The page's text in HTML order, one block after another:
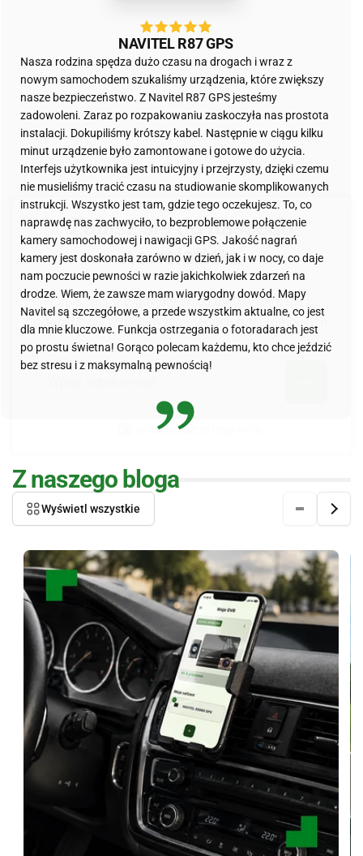
NAVITEL R87 GPS
Nasza rodzina spędza dużo czasu na drogach i wraz z
nowym samochodem szukaliśmy urządzenia, które zwiększy
nasze bezpieczeństwo. Z Navitel R87 GPS jesteśmy
zadowoleni. Zaraz po rozpakowaniu zaskoczyła nas prostota
instalacji. Dokupiliśmy krótszy kabel. Następnie w ciągu kilku
minut urządzenie było zamontowane i gotowe do użycia.
Interfejs użytkownika jest intuicyjny i przejrzysty, dzięki czemu
nie musieliśmy tracić czasu na studiowanie skomplikowanych
instrukcji. Wszystko jest tam, gdzie tego oczekujesz. To, co
naprawdę nas zachwyciło, to bezproblemowe połączenie
kamery samochodowej i nawigacji GPS. Jakość nagrań
kamery jest doskonała zarówno w dzień, jak i w nocy, co daje
nam poczucie pewności w razie jakichkolwiek zdarzeń na
drodze. Wiem, że zawsze mam wiarygodny dowód. Mapy
Navitel są szczegółowe, a przede wszystkim aktualne, co jest
dla mnie kluczowe. Funkcja ostrzegania o fotoradarach jest
po prostu świetna! Gorąco polecam każdemu, kto chce jeździć
bez stresu i z maksymalną pewnością!
Z naszego bloga
Wyświetl wszystkie
Zapisz się do naszego
newslettera
Zapisz się, a nigdy nie przegapisz informacji o
nowościach, wyjątkowych ofertach czy promocjach.
Nie pokazuj więcej tego okna.